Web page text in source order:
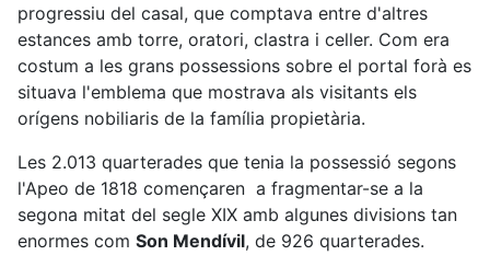
progressiu del casal, que comptava entre d'altres
estances amb torre, oratori, clastra i celler. Com era
costum a les grans possessions sobre el portal forà es
situava l'emblema que mostrava als visitants els
orígens nobiliaris de la família propietària.
Les 2.013 quarterades que tenia la possessió segons
l'Apeo de 1818 començaren a fragmentar-se a la
segona mitat del segle XIX amb algunes divisions tan
enormes com Son Mendívil, de 926 quarterades.